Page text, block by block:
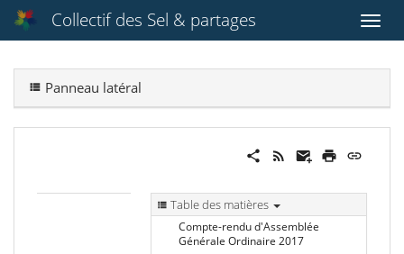
Collectif des Sel & partages
Panneau latéral
Table des matières
Compte-rendu d'Assemblée
Générale‭ ‬Ordinaire‭ ‬2017